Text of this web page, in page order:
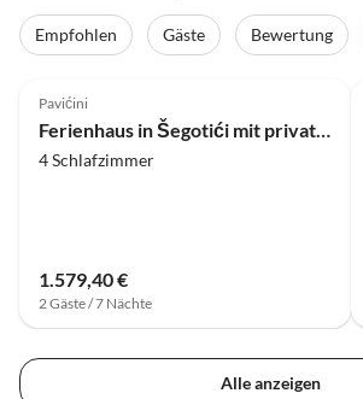
Empfohlen Gäste Bewertung
Pavićini
4 Schlafzimmer
1.579,40 €
2 Gäste / 7 Nächte
Alle anzeigen